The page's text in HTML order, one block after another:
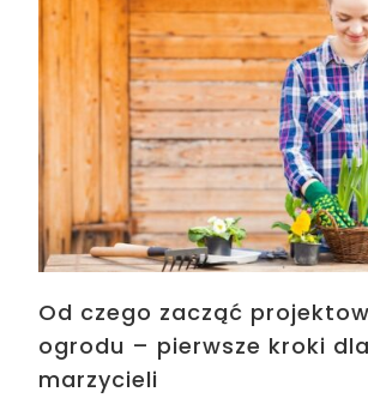
Od czego zacząć
ogrodu – pierwsze kroki
marzycieli